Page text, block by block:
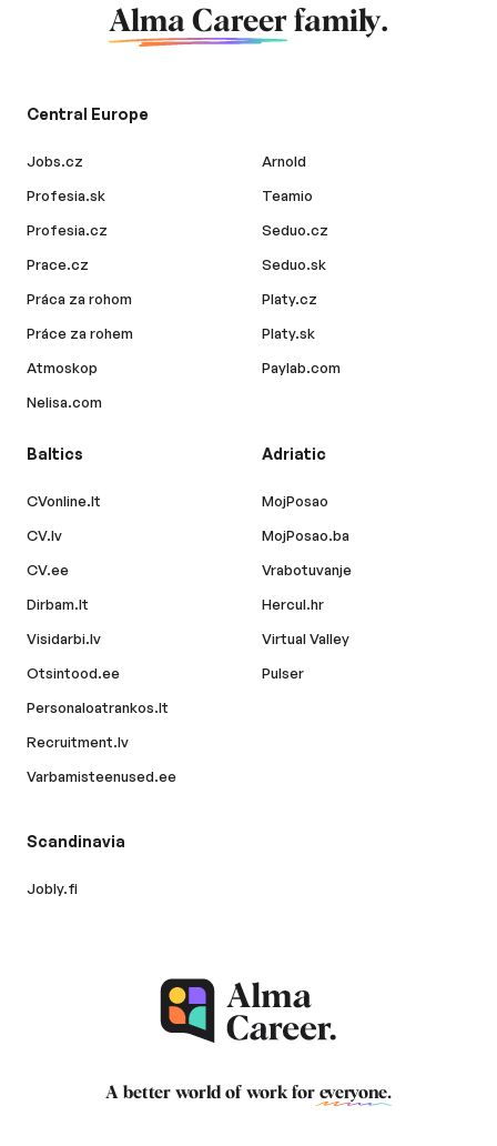
Alma Career family.
Central Europe
Jobs.cz
Profesia.sk
Profesia.cz
Prace.cz
Práca za rohom
Práce za rohem
Atmoskop
Nelisa.com
Arnold
Teamio
Seduo.cz
Seduo.sk
Platy.cz
Platy.sk
Paylab.com
Baltics
CVonline.lt
CV.lv
CV.ee
Dirbam.lt
Visidarbi.lv
Otsintood.ee
Personaloatrankos.lt
Recruitment.lv
Varbamisteenused.ee
Adriatic
MojPosao
MojPosao.ba
Vrabotuvanje
Hercul.hr
Virtual Valley
Pulser
Scandinavia
Jobly.fi
A better world of work for everyone.